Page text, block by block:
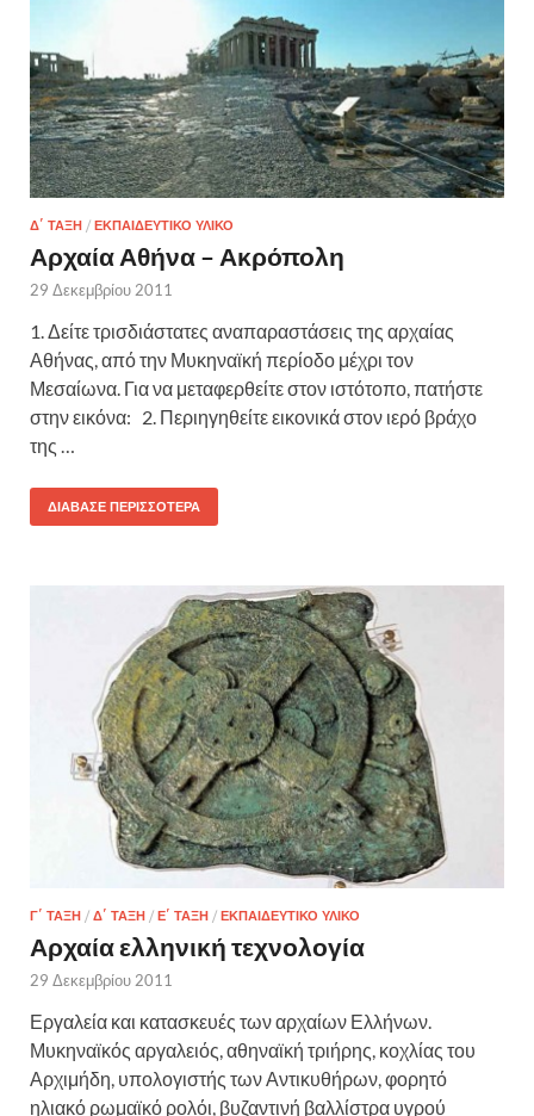
Δ΄ ΤΆΞΗ / ΕΚΠΑΙΔΕΥΤΙΚΌ ΥΛΙΚΌ
Αρχαία Αθήνα – Ακρόπολη
29 Δεκεμβρίου 2011
1. Δείτε τρισδιάστατες αναπαραστάσεις της αρχαίας
Αθήνας, από την Μυκηναϊκή περίοδο μέχρι τον
Μεσαίωνα. Για να μεταφερθείτε στον ιστότοπο, πατήστε
στην εικόνα: 2. Περιηγηθείτε εικονικά στον ιερό βράχο
της …
ΔΙΆΒΑΣΕ ΠΕΡΙΣΣΌΤΕΡΑ
Γ΄ ΤΆΞΗ / Δ΄ ΤΆΞΗ / Ε΄ ΤΆΞΗ / ΕΚΠΑΙΔΕΥΤΙΚΌ ΥΛΙΚΌ
Αρχαία ελληνική τεχνολογία
29 Δεκεμβρίου 2011
Εργαλεία και κατασκευές των αρχαίων Ελλήνων.
Μυκηναϊκός αργαλειός, αθηναϊκή τριήρης, κοχλίας του
Αρχιμήδη, υπολογιστής των Αντικυθήρων, φορητό
ηλιακό ρωμαϊκό ρολόι, βυζαντινή βαλλίστρα υγρού